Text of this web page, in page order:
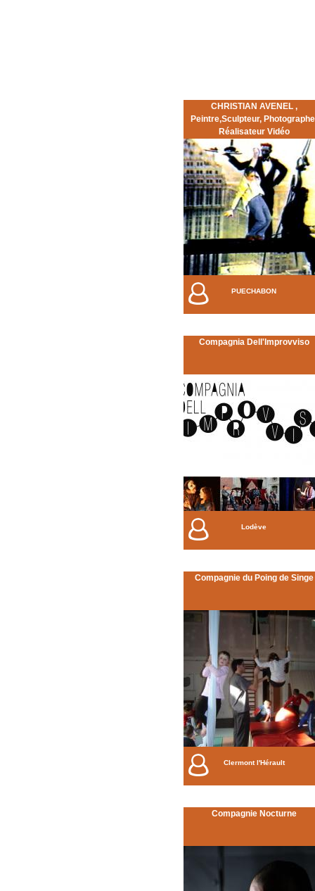
CHRISTIAN AVENEL ,
Peintre,Sculpteur,
Réalisateur Vidéo
PUECHABON
Compagnia Dell'Improvviso
Lodève
Compagnie du Poing de Singe
Clermont l'Hérault
Compagnie Nocturne